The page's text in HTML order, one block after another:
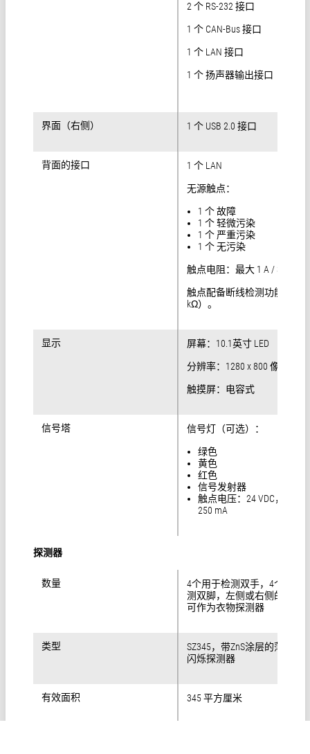
界面（右侧）
背面的接口
显示
信号塔
2 个 RS-232 接口
1 个 CAN-Bus 接口
1 个 LAN 接口
1 个 扬声器输出接口
界面（右侧） 1 个 USB 2.0 接口
背面的接口 1 个 LAN
无源触点：
1 个 故障
1 个 轻微污染
1 个 严重污染
1 个 无污染
触点电阻：最大 1 A / 30 VDC
触点配备断线检测功能（47
kΩ）。
显示 屏幕：10.1英寸 LED
分辨率：1280 x 800 像素
触摸屏：电容式
信号塔 信号灯（可选）：
绿色
黄色
红色
信号发射器
触点电压：24 VDC，最大
250 mA
探测器
数量
类型
有效面积
数量
4个用于检测双手，4个用于
测双脚，左侧或右侧的探测
可作为衣物探测器
类型
SZ345，带ZnS涂层的薄层塑
闪烁探测器
有效面积 345 平方厘米